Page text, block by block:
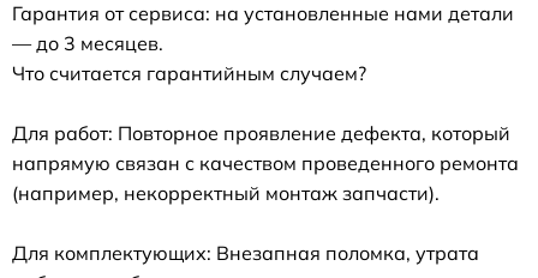
Гарантия от сервиса: на установленные нами детали
— до 3 месяцев.
Что считается гарантийным случаем?
Для работ: Повторное проявление дефекта, который
напрямую связан с качеством проведенного ремонта
(например, некорректный монтаж запчасти).
Для комплектующих: Внезапная поломка, утрата